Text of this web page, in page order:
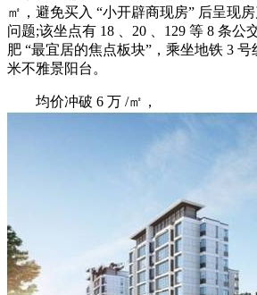
㎡，避免买入 “小开辟商现房” 后呈现
问题;该坐点有 18 、20 、129 等 8 条公
肥 “最宜居的焦点板块”，乘坐地铁 3
米不雅景阳台。
均价冲破 6 万 /㎡，